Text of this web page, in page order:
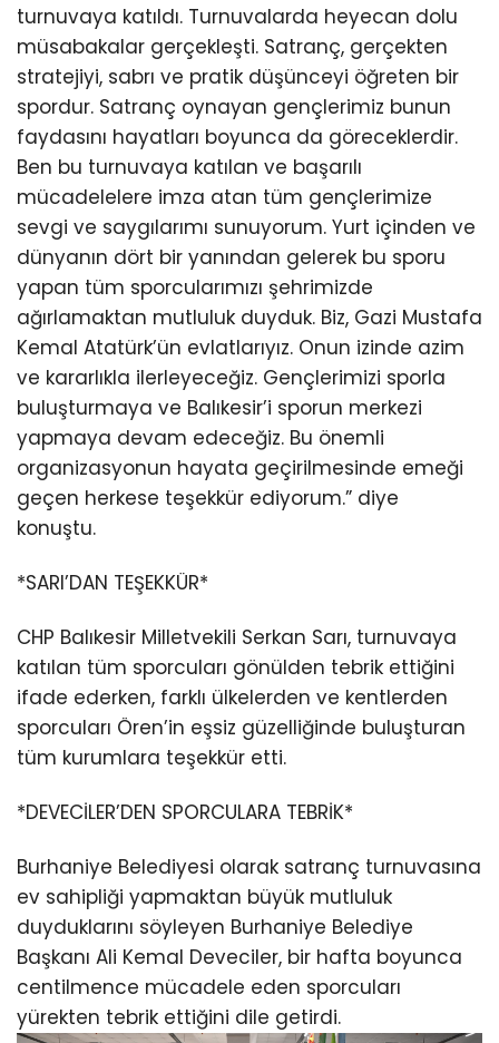
turnuvaya katıldı. Turnuvalarda heyecan dolu
müsabakalar gerçekleşti. Satranç, gerçekten
stratejiyi, sabrı ve pratik düşünceyi öğreten bir
spordur. Satranç oynayan gençlerimiz bunun
faydasını hayatları boyunca da göreceklerdir.
Ben bu turnuvaya katılan ve başarılı
mücadelelere imza atan tüm gençlerimize
sevgi ve saygılarımı sunuyorum. Yurt içinden ve
dünyanın dört bir yanından gelerek bu sporu
yapan tüm sporcularımızı şehrimizde
ağırlamaktan mutluluk duyduk. Biz, Gazi Mustafa
Kemal Atatürk’ün evlatlarıyız. Onun izinde azim
ve kararlıkla ilerleyeceğiz. Gençlerimizi sporla
buluşturmaya ve Balıkesir’i sporun merkezi
yapmaya devam edeceğiz. Bu önemli
organizasyonun hayata geçirilmesinde emeği
geçen herkese teşekkür ediyorum.” diye
konuştu.
*SARI’DAN TEŞEKKÜR*
CHP Balıkesir Milletvekili Serkan Sarı, turnuvaya
katılan tüm sporcuları gönülden tebrik ettiğini
ifade ederken, farklı ülkelerden ve kentlerden
sporcuları Ören’in eşsiz güzelliğinde buluşturan
tüm kurumlara teşekkür etti.
*DEVECİLER’DEN SPORCULARA TEBRİK*
Burhaniye Belediyesi olarak satranç turnuvasına
ev sahipliği yapmaktan büyük mutluluk
duyduklarını söyleyen Burhaniye Belediye
Başkanı Ali Kemal Deveciler, bir hafta boyunca
centilmence mücadele eden sporcuları
yürekten tebrik ettiğini dile getirdi.